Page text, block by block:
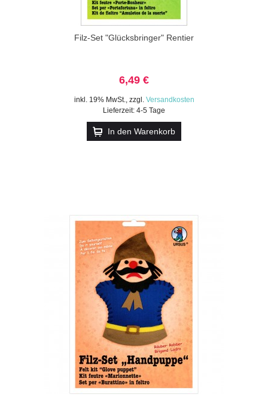
Filz-Set "Glücksbringer" Rentier
6,49 €
inkl. 19% MwSt., zzgl. Versandkosten
Lieferzeit: 4-5 Tage
In den Warenkorb